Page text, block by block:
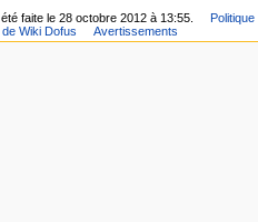
faite le 28 octobre 2012 à 13:55.
Politique
Wiki Dofus Avertissements